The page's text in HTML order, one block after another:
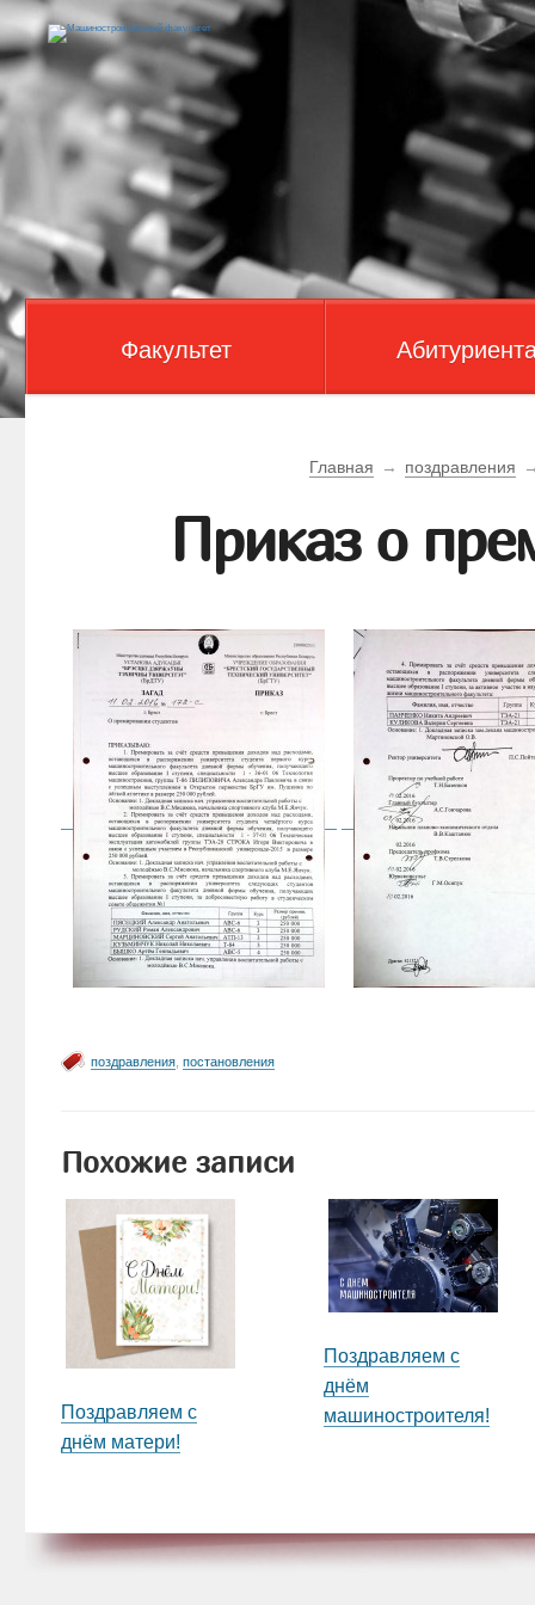
Факультет
Главная → поздравления
Приказ о
поздравления, постановления
Похожие записи
Поздравляем с
днём матери!
Поздравляем с
днём
машиностроителя!